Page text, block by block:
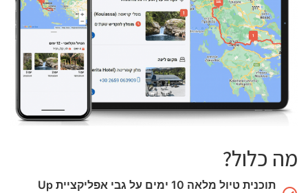
מה כלול?
תוכנית טיול מלאה 10 ימים על גבי אפליקציית Up